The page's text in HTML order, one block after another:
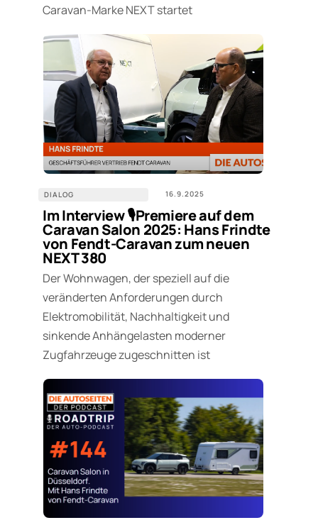
Caravan-Marke NEXT startet
DIALOG 16.9.2025
Im Interview 🎙️Premiere auf dem
Caravan Salon 2025: Hans Frindte
von Fendt-Caravan zum neuen
NEXT 380
Der Wohnwagen, der speziell auf die
veränderten Anforderungen durch
Elektromobilität, Nachhaltigkeit und
sinkende Anhängelasten moderner
Zugfahrzeuge zugeschnitten ist